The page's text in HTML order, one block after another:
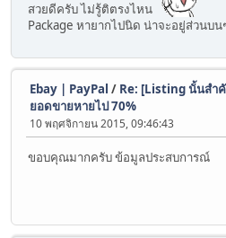
สวยดีครับ ไม่รู้ติตรงไหน
Package หายากไปนิด น่าจะอยู่ส่วนบน
Ebay | PayPal / Re: [Listing นั้นสำ
ยอดขายหายไป 70%
10 พฤศจิกายน 2015, 09:46:43
ขอบคุณมากครับ ข้อมูลประสบการณ์